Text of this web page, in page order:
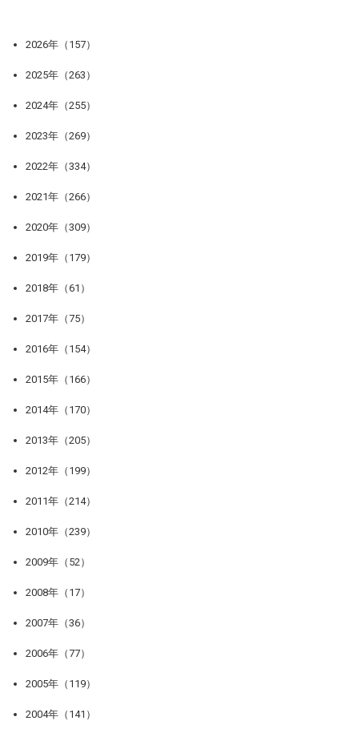
2026年（157）
2025年（263）
2024年（255）
2023年（269）
2022年（334）
2021年（266）
2020年（309）
2019年（179）
2018年（61）
2017年（75）
2016年（154）
2015年（166）
2014年（170）
2013年（205）
2012年（199）
2011年（214）
2010年（239）
2009年（52）
2008年（17）
2007年（36）
2006年（77）
2005年（119）
2004年（141）